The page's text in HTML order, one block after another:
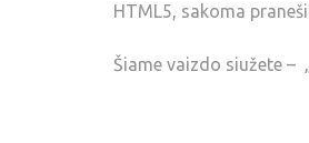
HTML5, sakoma
Šiame vaizdo siužete –